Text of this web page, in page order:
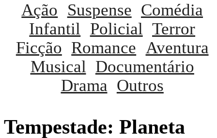
Ação Suspense Comédia
Infantil
Policial Terror
Ficção Romance Aventura
Musical
Documentário
Drama Outros
Tempestade: Planeta